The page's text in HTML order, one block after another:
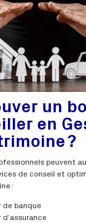
un
en
?
peuvent
de conseil et
:
de banque
d’assurance